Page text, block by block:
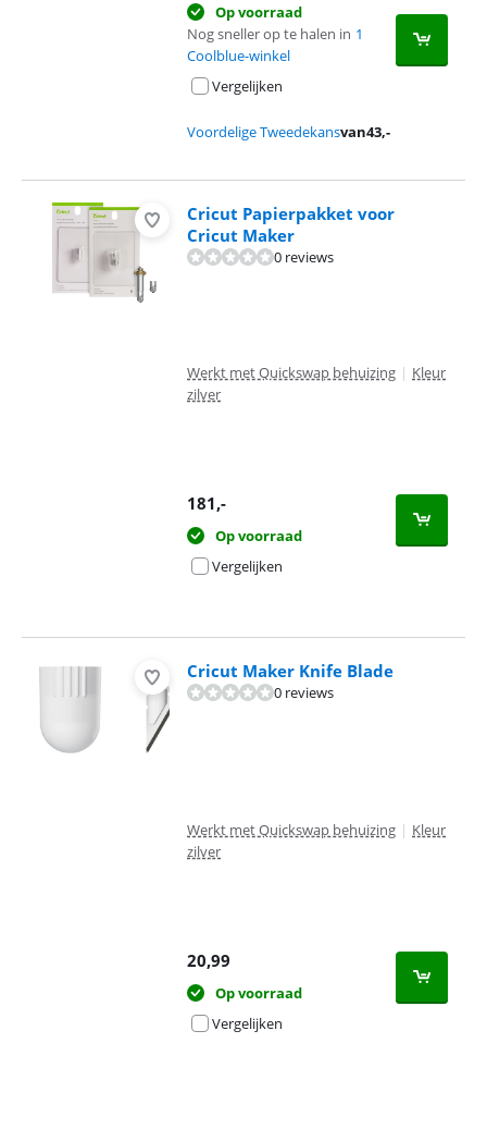
Op voorraad
Nog sneller op te halen in 1
Coolblue-winkel
Vergelijken
Voordelige Tweedekansvan43,-
Cricut Papierpakket voor
Cricut Maker
0 reviews
Werkt met Quickswap behuizing | Kleur
zilver
181,-
Op voorraad
Vergelijken
Cricut Maker Knife Blade
0 reviews
Werkt met Quickswap behuizing | Kleur
zilver
20,99
Op voorraad
Vergelijken